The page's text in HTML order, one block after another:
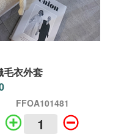
毛衣外套
FFOA101481